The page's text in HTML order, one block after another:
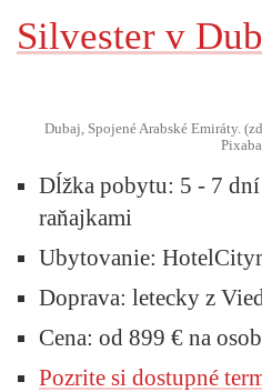
Silvester v
Dubaj, Spojené Arabské Emiráty.
Dĺžka pobytu: 5 - 7
raňajkami
Ubytovanie:
Doprava: letecky z
Cena: od 899 € na
Pozrite si dostupné